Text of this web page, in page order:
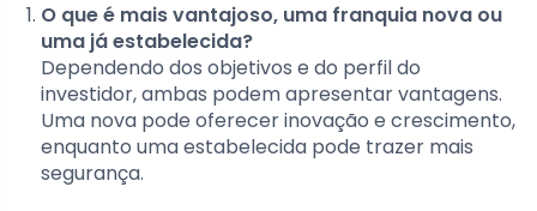
O que é mais vantajoso, uma franquia nova ou
uma já estabelecida?
Dependendo dos objetivos e do perfil do
investidor, ambas podem apresentar vantagens.
Uma nova pode oferecer inovação e crescimento,
enquanto uma estabelecida pode trazer mais
segurança.